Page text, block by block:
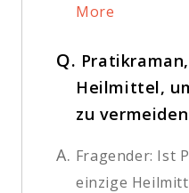
More
Q.
Heilmittel,
zu vermeiden
A. Fragender: Ist
einzige